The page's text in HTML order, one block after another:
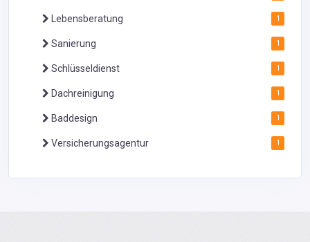
Lebensberatung 1
Sanierung 1
Schlüsseldienst 1
Dachreinigung 1
Baddesign 1
Versicherungsagentur 1